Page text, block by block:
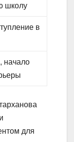
школу
в
начало
для